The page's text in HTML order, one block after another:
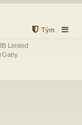
Tým
Limited